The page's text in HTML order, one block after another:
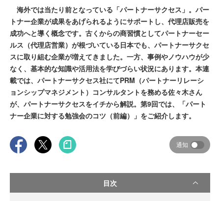
海外では当たり前となっている「パートナーサクセス」。パー
トナー企業が成果をあげられるようにサポートし、代理店販売を
成功へと導く概念です。古くからの商習慣としてパートナーセー
ルス（代理店営業）が根づいている日本でも、パートナーサクセ
スに取り組む企業が増えてきました。一方、事例やノウハウが少
なく、基本的な知識や活用法を学びづらい状況にあります。本連
載では、パートナーサクセス社にてPRM（パートナーリレーシ
ョンシップマネジメント）コンサルタントを務める佐々木さん
が、パートナーサクセスをイチから解説。第9回では、「パート
ナー企業に対する勉強会のコツ（前編）」をご紹介します。
通知
目次